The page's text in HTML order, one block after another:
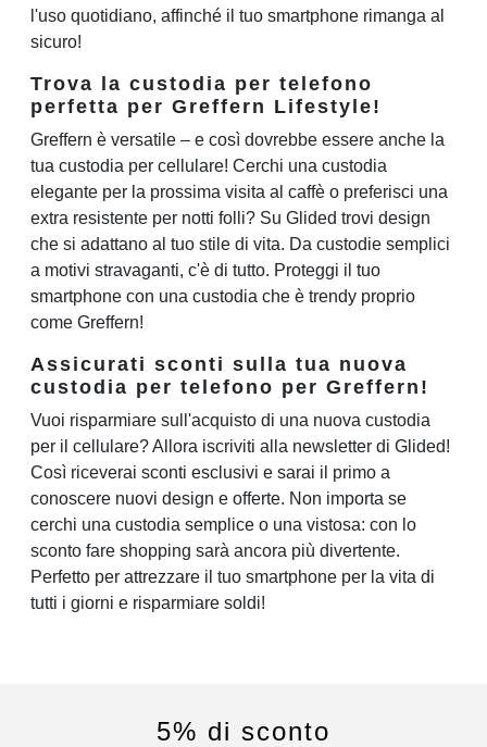
l'uso quotidiano, affinché il tuo smartphone rimanga al
sicuro!
Trova la custodia per telefono
perfetta per Greffern Lifestyle!
Greffern è versatile – e così dovrebbe essere anche la
tua custodia per cellulare! Cerchi una custodia
elegante per la prossima visita al caffè o preferisci una
extra resistente per notti folli? Su Glided trovi design
che si adattano al tuo stile di vita. Da custodie semplici
a motivi stravaganti, c'è di tutto. Proteggi il tuo
smartphone con una custodia che è trendy proprio
come Greffern!
Assicurati sconti sulla tua nuova
custodia per telefono per Greffern!
Vuoi risparmiare sull'acquisto di una nuova custodia
per il cellulare? Allora iscriviti alla newsletter di Glided!
Così riceverai sconti esclusivi e sarai il primo a
conoscere nuovi design e offerte. Non importa se
cerchi una custodia semplice o una vistosa: con lo
sconto fare shopping sarà ancora più divertente.
Perfetto per attrezzare il tuo smartphone per la vita di
tutti i giorni e risparmiare soldi!
5% di sconto